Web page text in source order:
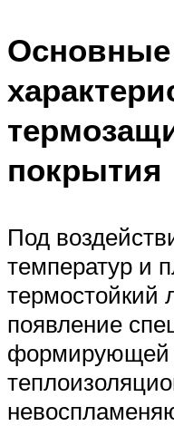
Основные
покрытия
Под
температур и
термостойкий
появление
формирующей